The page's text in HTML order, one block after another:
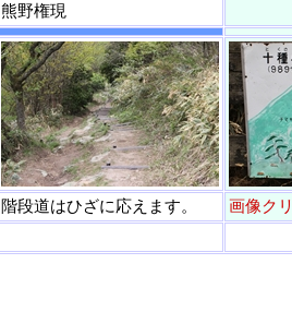
熊野権現
階段道はひざに応えます。 画像ク